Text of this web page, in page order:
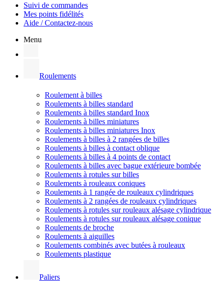
Suivi de commandes
Mes points fidélités
Aide / Contactez-nous
Menu
Roulements
Roulement à billes
Roulements à billes standard
Roulements à billes standard Inox
Roulements à billes miniatures
Roulements à billes miniatures Inox
Roulements à billes à 2 rangées de billes
Roulements à billes à contact oblique
Roulements à billes à 4 points de contact
Roulements à billes avec bague extérieure bombée
Roulements à rotules sur billes
Roulements à rouleaux coniques
Roulements à 1 rangée de rouleaux cylindriques
Roulements à 2 rangées de rouleaux cylindriques
Roulements à rotules sur rouleaux alésage cylindrique
Roulements à rotules sur rouleaux alésage conique
Roulements de broche
Roulements à aiguilles
Roulements combinés avec butées à rouleaux
Roulements plastique
Paliers